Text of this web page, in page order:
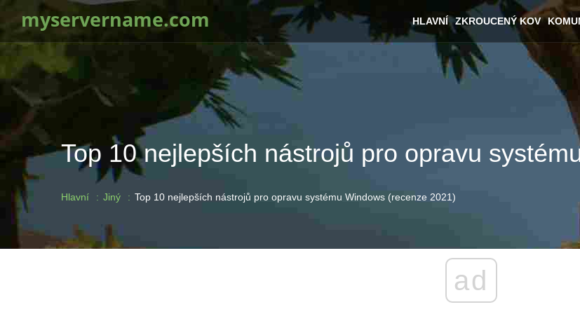
myservername.com HLAVNÍ ZKROUCENÝ KOV
Top 10 nejlepších nástrojů pro opravu
Hlavní Jiný Top 10 nejlepších nástrojů pro opravu systému Windows (recenze 2021)
ad